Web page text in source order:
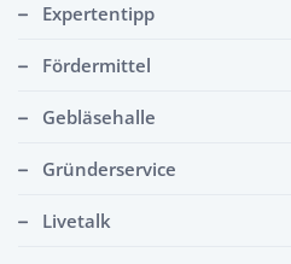
Expertentipp
Fördermittel
Gebläsehalle
Gründerservice
Livetalk